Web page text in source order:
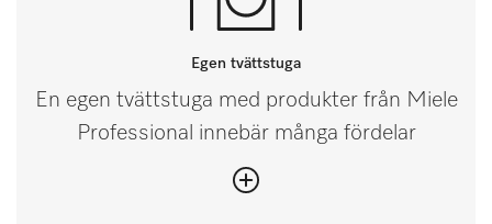
Egen tvättstuga
En egen tvättstuga med produkter från Miele
Professional innebär många fördelar